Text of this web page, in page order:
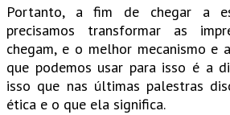
Portanto, a fim de chegar a
precisamos transformar as
chegam, e o melhor mecanismo e
que podemos usar para isso é a
isso que nas últimas palestras
ética e o que ela significa.